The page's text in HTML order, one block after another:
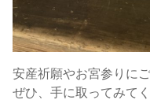
安産祈願やお宮参りに
ぜひ、手に取ってみてく